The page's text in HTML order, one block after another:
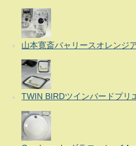
山本寛斎バャリースオレンジ
TWIN BIRDツインバードプリ